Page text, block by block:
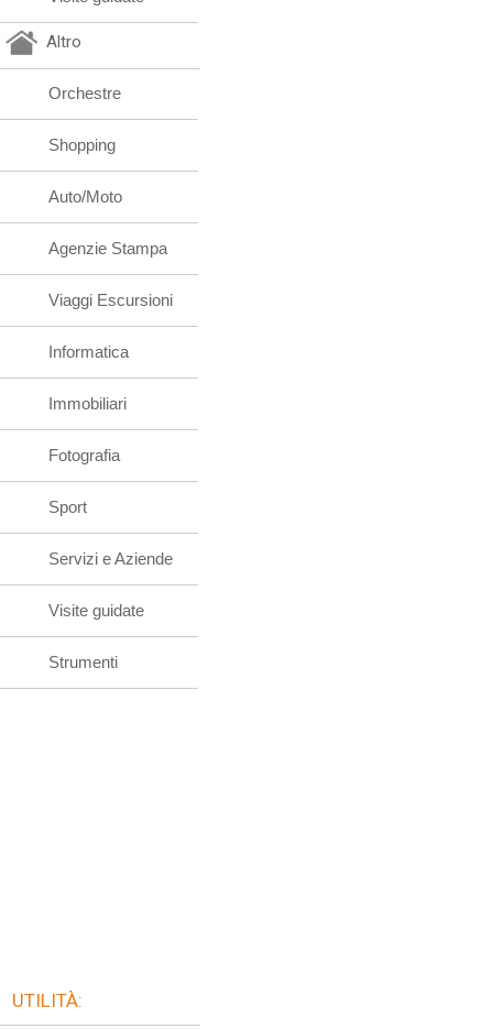
Altro
Orchestre
Shopping
Auto/Moto
Agenzie Stampa
Viaggi Escursioni
Informatica
Immobiliari
Fotografia
Sport
Servizi e Aziende
Visite guidate
Strumenti
UTILITÀ: